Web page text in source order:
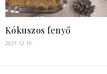
Kókuszos fenyő
2021.12.19.